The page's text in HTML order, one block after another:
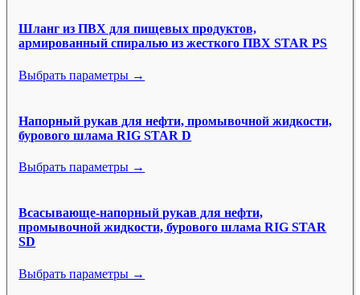
Шланг из ПВХ для пищевых продуктов,
армированный спиралью из жесткого ПВХ STAR PS
Выбрать параметры →
Напорный рукав для нефти, промывочной жидкости,
бурового шлама RIG STAR D
Выбрать параметры →
Всасывающе-напорный рукав для нефти,
промывочной жидкости, бурового шлама RIG STAR
SD
Выбрать параметры →